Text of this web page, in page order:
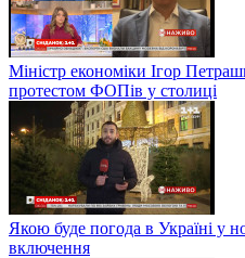
Міністр економіки Ігор
протестом ФОПів у столиці
Якою буде погода в Україні у
включення